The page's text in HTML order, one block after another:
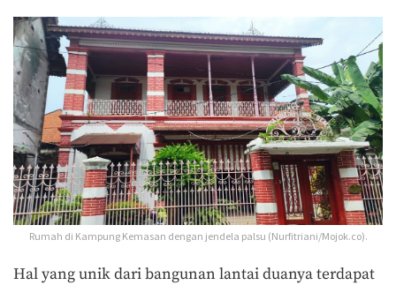
Rumah di Kampung Kemasan dengan jendela palsu (Nurfitriani/Mojok.co).
Hal yang unik dari bangunan lantai duanya terdapat